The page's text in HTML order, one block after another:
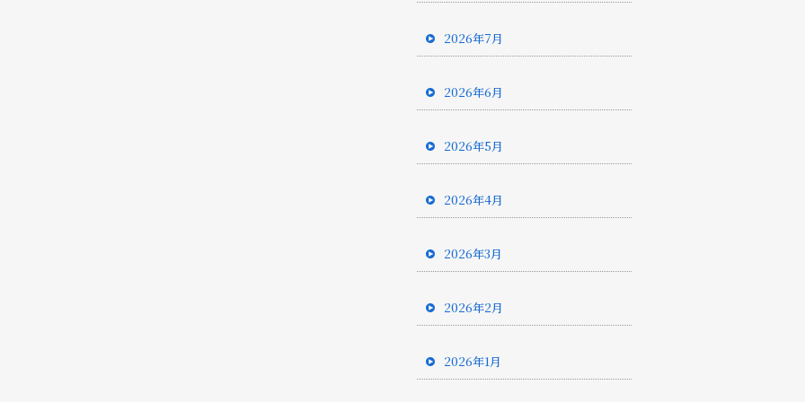
2026年7月
2026年6月
2026年5月
2026年4月
2026年3月
2026年2月
2026年1月